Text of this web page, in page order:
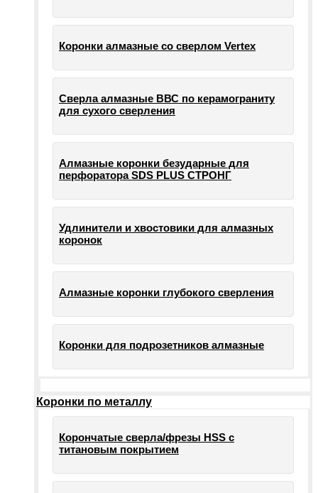
Коронки алмазные со сверлом Vertex
Сверла алмазные ВВС по керамограниту
для сухого сверления
Алмазные коронки безударные для
перфоратора SDS PLUS СТРОНГ
Удлинители и хвостовики для алмазных
коронок
Алмазные коронки глубокого сверления
Коронки для подрозетников алмазные
Коронки по металлу
Корончатые сверла/фрезы HSS c
титановым покрытием